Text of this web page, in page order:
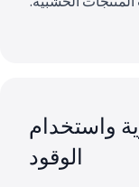
واستخدام
الوقود